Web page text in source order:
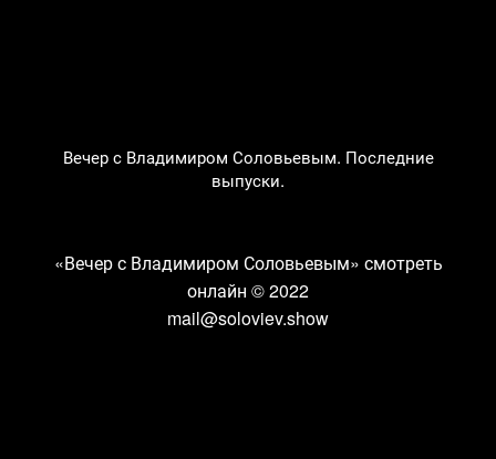
Вечер с Владимиром Соловьевым. Последние
выпуски.
«Вечер с Владимиром Соловьевым» смотреть
онлайн © 2022
mail@soloviev.show